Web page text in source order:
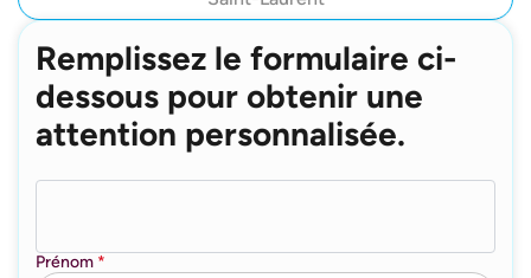
Remplissez le formulaire ci-
dessous pour obtenir une
attention personnalisée.
Prénom *